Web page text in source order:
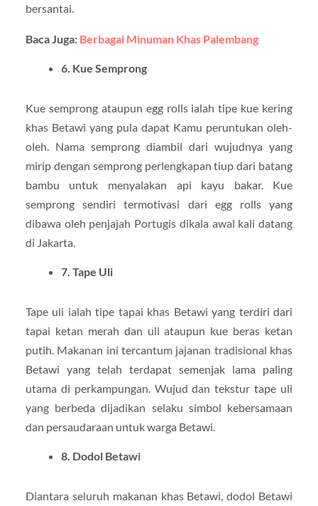
bersantai.
Baca Juga: Berbagai Minuman Khas Palembang
6. Kue Semprong
Kue semprong ataupun egg rolls ialah tipe kue kering
khas Betawi yang pula dapat Kamu peruntukan oleh-
oleh. Nama semprong diambil dari wujudnya yang
mirip dengan semprong perlengkapan tiup dari batang
bambu untuk menyalakan api kayu bakar. Kue
semprong sendiri termotivasi dari egg rolls yang
dibawa oleh penjajah Portugis dikala awal kali datang
di Jakarta.
7. Tape Uli
Tape uli ialah tipe tapai khas Betawi yang terdiri dari
tapai ketan merah dan uli ataupun kue beras ketan
putih. Makanan ini tercantum jajanan tradisional khas
Betawi yang telah terdapat semenjak lama paling
utama di perkampungan. Wujud dan tekstur tape uli
yang berbeda dijadikan selaku simbol kebersamaan
dan persaudaraan untuk warga Betawi.
8. Dodol Betawi
Diantara seluruh makanan khas Betawi, dodol Betawi